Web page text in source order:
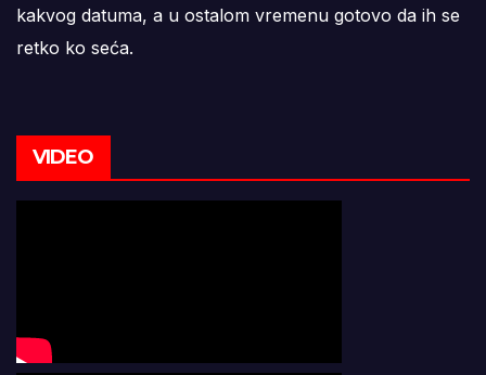
kakvog datuma, a u ostalom vremenu gotovo da ih se
retko ko seća.
VIDEO